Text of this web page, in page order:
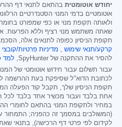
יחודש אוטומטית בהתאם לתנאי דף
אוטומטיים בדמי המנוי הסטנדרטיים
ולאותה תקופת מנוי או כפי שמפורט
שאתה משתמש מנוי רציף וללא הפרעות.
תקופת הניסיון כפופה לתנאים אלה,
קרקע/תנאי שימוש
מדיניות פרטיות/קובצי Cookie
להסיר את ההתקנה של SpyHunter,
למד
עבור תשלום עבור חידוש אוטומטי של
לכתובת הדוא"ל שסיפקת בעת ההרשמה
תקופת הניסיון שלך, תקבל קוד הפעלה
אחת בלבד ועבור מכשיר אחד בלבד לכל
במחיר ולתקופת המנוי בהתאם לחומרי
(המשולבים במסמך זה כהפניה; התמחור
לקידום לפי פרטי דף הרכישה), בתנאי